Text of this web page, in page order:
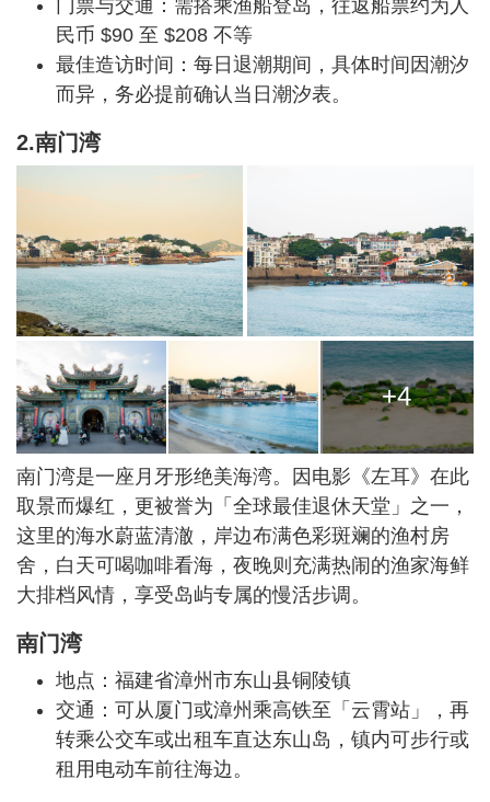
门票与交通：需搭乘渔船登岛，往返船票约为人
民币 $90 至 $208 不等
最佳造访时间：每日退潮期间，具体时间因潮汐
而异，务必提前确认当日潮汐表。
2.南门湾
+4
南门湾是一座月牙形绝美海湾。因电影《左耳》在此
取景而爆红，更被誉为「全球最佳退休天堂」之一，
这里的海水蔚蓝清澈，岸边布满色彩斑斓的渔村房
舍，白天可喝咖啡看海，夜晚则充满热闹的渔家海鲜
大排档风情，享受岛屿专属的慢活步调。
南门湾
地点：福建省漳州市东山县铜陵镇
交通：可从厦门或漳州乘高铁至「云霄站」，再
转乘公交车或出租车直达东山岛，镇内可步行或
租用电动车前往海边。